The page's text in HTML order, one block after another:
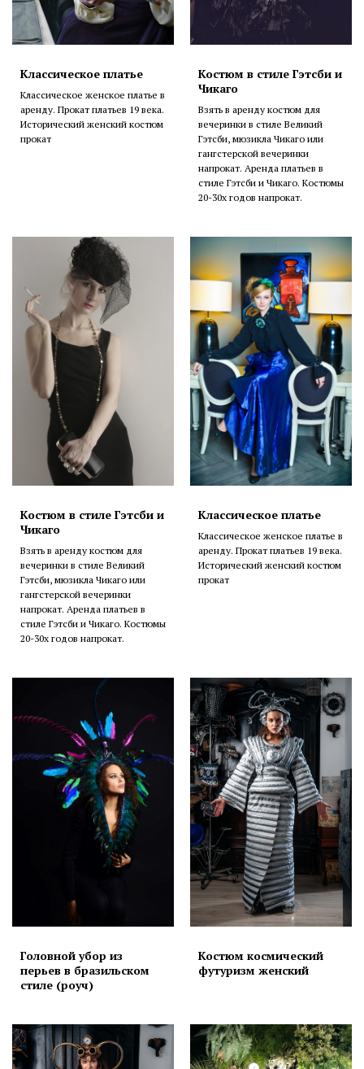
Классическое платье
Классическое женское платье в
аренду. Прокат платьев 19 века.
Исторический женский костюм
прокат
Костюм в стиле Гэтсби и
Чикаго
Взять в аренду костюм для
вечеринки в стиле Великий
Гэтсби, мюзикла Чикаго или
гангстерской вечеринки
напрокат. Аренда платьев в
стиле Гэтсби и Чикаго. Костюмы
20-30х годов напрокат.
Костюм в стиле Гэтсби и
Чикаго
Взять в аренду костюм для
вечеринки в стиле Великий
Гэтсби, мюзикла Чикаго или
гангстерской вечеринки
напрокат. Аренда платьев в
стиле Гэтсби и Чикаго. Костюмы
20-30х годов напрокат.
Классическое платье
Классическое женское платье в
аренду. Прокат платьев 19 века.
Исторический женский костюм
прокат
Головной убор из
перьев в бразильском
стиле (роуч)
Костюм космический
футуризм женский